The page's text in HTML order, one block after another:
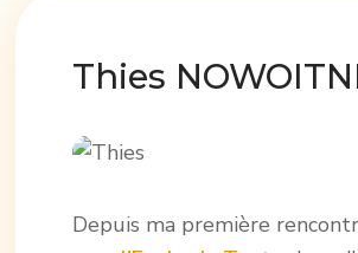
Thies
Depuis ma première